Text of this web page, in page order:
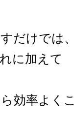
だけでは
に加えて
効率よく